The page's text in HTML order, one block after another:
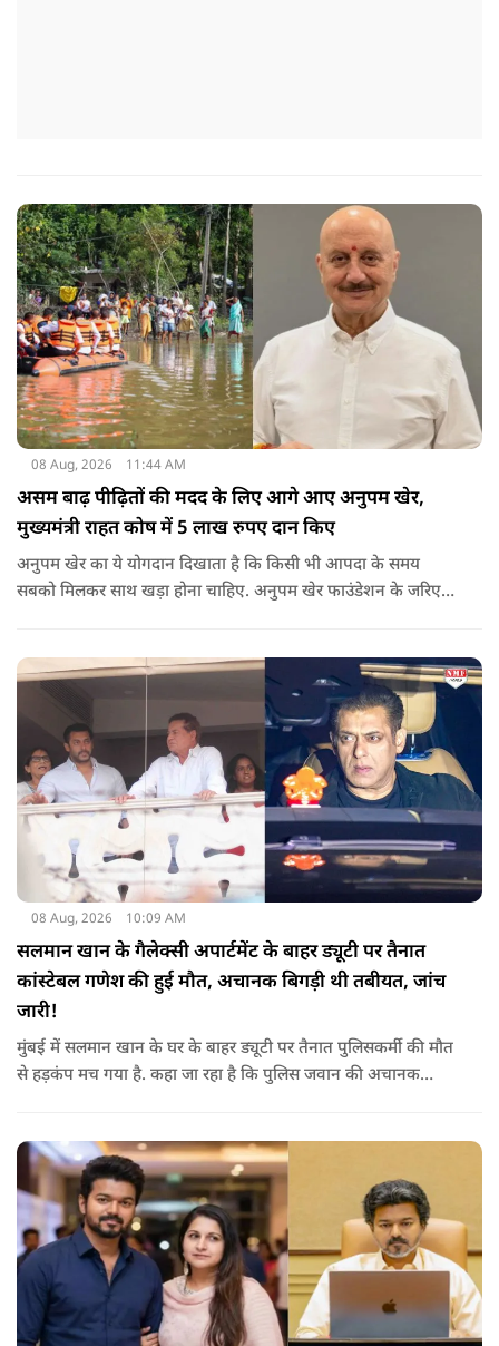
08 Aug, 2026 11:44 AM
असम बाढ़ पीढ़ितों की मदद के लिए आगे आए अनुपम खेर,
मुख्यमंत्री राहत कोष में 5 लाख रुपए दान किए
अनुपम खेर का ये योगदान दिखाता है कि किसी भी आपदा के समय
सबको मिलकर साथ खड़ा होना चाहिए. अनुपम खेर फाउंडेशन के जरिए
मदद के लिए उनके द्वारा किया गया ये दान भी उसी कड़ी का एक हिस्सा है.
08 Aug, 2026 10:09 AM
सलमान खान के गैलेक्सी अपार्टमेंट के बाहर ड्यूटी पर तैनात
कांस्टेबल गणेश की हुई मौत, अचानक बिगड़ी थी तबीयत, जांच
जारी!
मुंबई में सलमान खान के घर के बाहर ड्यूटी पर तैनात पुलिसकर्मी की मौत
से हड़कंप मच गया है. कहा जा रहा है कि पुलिस जवान की अचानक
चल सकेगा.